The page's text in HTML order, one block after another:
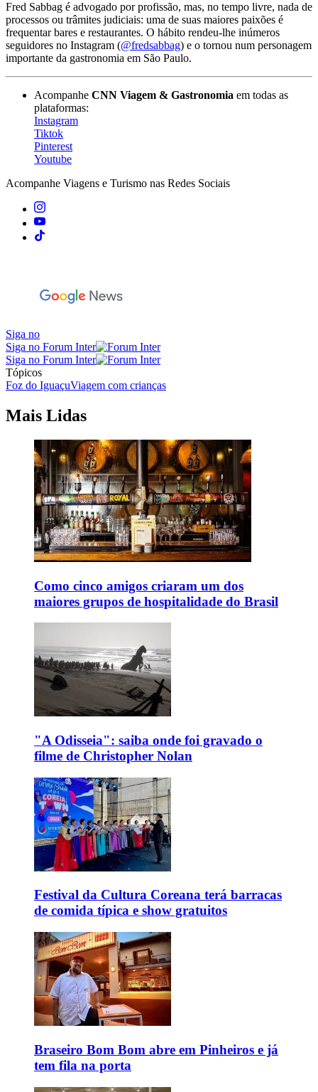
Fred Sabbag é advogado por profissão, mas, no tempo livre, nada de
processos ou trâmites judiciais: uma de suas maiores paixões é
frequentar bares e restaurantes. O hábito rendeu-lhe inúmeros
seguidores no Instagram (@fredsabbag) e o tornou num personagem
importante da gastronomia em São Paulo.
Acompanhe CNN Viagem & Gastronomia em todas as
plataformas:
Instagram
Tiktok
Pinterest
Youtube
Acompanhe Viagens e Turismo nas Redes Sociais
Siga no
Siga no Forum Inter
Siga no Forum Inter
Tópicos
Foz do IguaçuViagem com crianças
Mais Lidas
Como cinco amigos criaram um dos
maiores grupos de hospitalidade do Brasil
"A Odisseia": saiba onde foi gravado o
filme de Christopher Nolan
Festival da Cultura Coreana terá barracas
de comida típica e show gratuitos
Braseiro Bom Bom abre em Pinheiros e já
tem fila na porta